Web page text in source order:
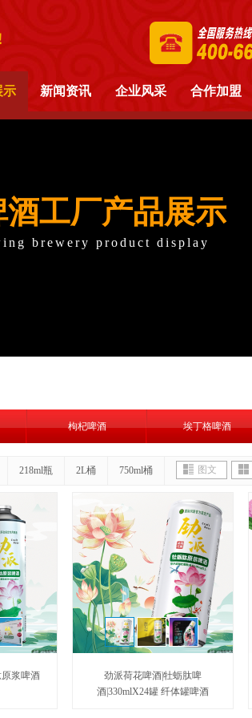
示 新闻资讯 企业风采 合作加盟
工厂产品展示
brewery product display
枸杞啤酒 埃丁格啤酒
218ml瓶 2L桶 750ml桶 图文
浆啤酒
劲派荷花啤酒|牡蛎肽啤
酒|330mlX24罐 纤体罐啤酒